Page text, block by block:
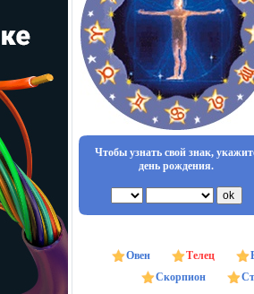
Чтобы узнать свой знак,
день рождения.
Овен Телец
Скорпион